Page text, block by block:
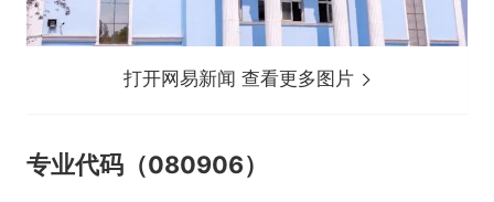
打开网易新闻 查看更多图片
专业代码（080906）